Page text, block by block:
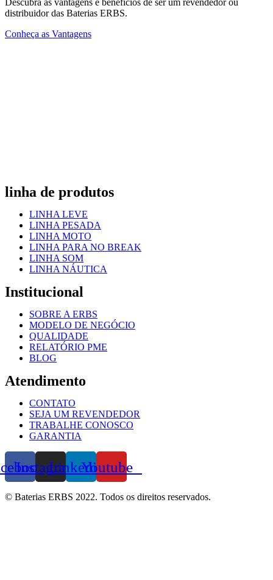
Descubra as vantagens e benefícios de ser um revendedor ou
distribuidor das Baterias ERBS.
Conheça as Vantagens
linha de produtos
LINHA LEVE
LINHA PESADA
LINHA MOTO
LINHA PARA NO BREAK
LINHA SOM
LINHA NÁUTICA
Institucional
SOBRE A ERBS
MODELO DE NEGÓCIO
QUALIDADE
RELATÓRIO PME
BLOG
Atendimento
CONTATO
SEJA UM REVENDEDOR
TRABALHE CONOSCO
GARANTIA
InstagramLinkedinYoutube
© Baterias ERBS 2022. Todos os direitos reservados.